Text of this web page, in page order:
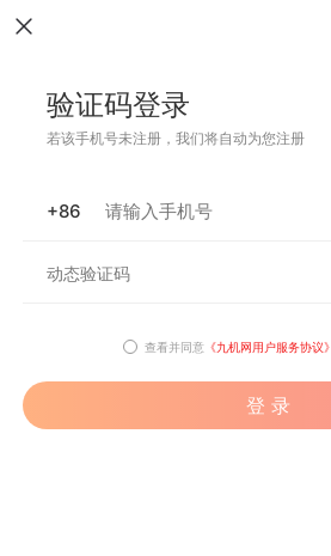
验证码登录
若该手机号未注册，我们将自动为您注册
+86
查看并同意 《九机网用户服务协议》
登 录